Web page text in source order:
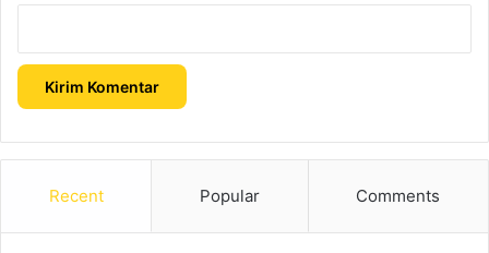
Recent Popular Comments